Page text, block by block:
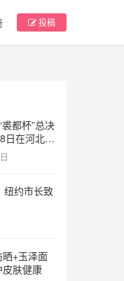
投稿
都杯”总决
日在河北大
纽约市长致
+玉泽面
皮肤健康